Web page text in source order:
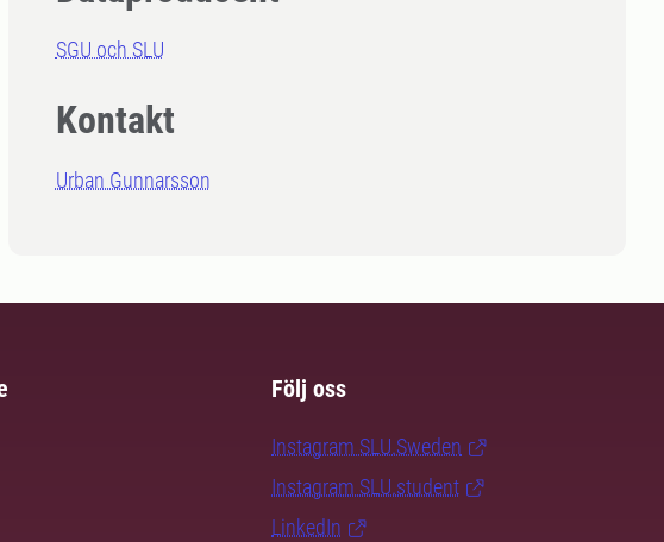
SGU och SLU
Kontakt
Urban Gunnarsson
Följ oss
Instagram SLU.Sweden
Instagram SLU.student
LinkedIn